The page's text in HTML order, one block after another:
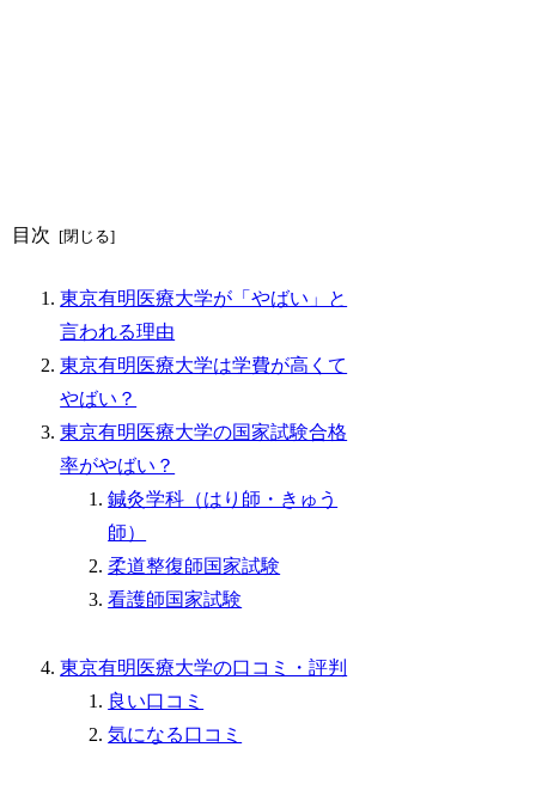
目次
東京有明医療大学が「やばい」と
言われる理由
東京有明医療大学は学費が高くて
やばい？
東京有明医療大学の国家試験合格
率がやばい？
鍼灸学科（はり師・きゅう
師）
柔道整復師国家試験
看護師国家試験
東京有明医療大学の口コミ・評判
良い口コミ
気になる口コミ